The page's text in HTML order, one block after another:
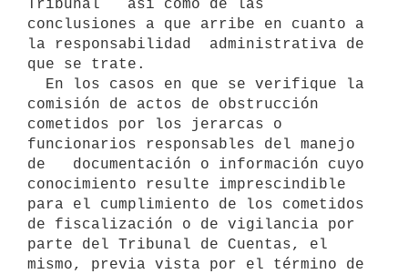
Tribunal   así como de las
conclusiones a que arribe en cuanto a
la responsabilidad  administrativa de
que se trate.
comisión de actos de obstrucción
cometidos por los jerarcas o
funcionarios responsables del manejo
de   documentación o información cuyo
conocimiento resulte imprescindible
para el cumplimiento de los cometidos
de fiscalización o de vigilancia por
parte del Tribunal de Cuentas, el
mismo, previa vista por el término de